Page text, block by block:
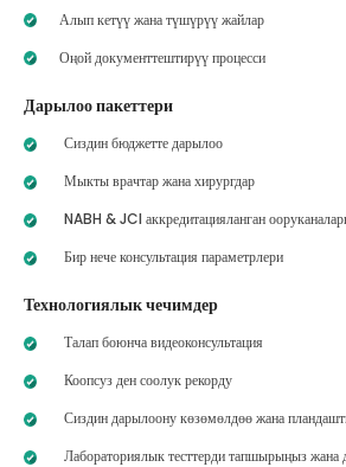
Алып кетүү жана түшүрүү жайлар
Оңой документтештирүү процесси
Дарылоо пакеттери
Сиздин бюджетте дарылоо
Мыкты врачтар жана хирургдар
NABH & JCI аккредитацияланган
Бир нече консультация параметрлери
Технологиялык чечимдер
Талап боюнча видеоконсультация
Коопсуз ден соолук рекорду
Сиздин дарылоону көзөмөлдөө жана
Лабораториялык тесттерди тапшырыңыз